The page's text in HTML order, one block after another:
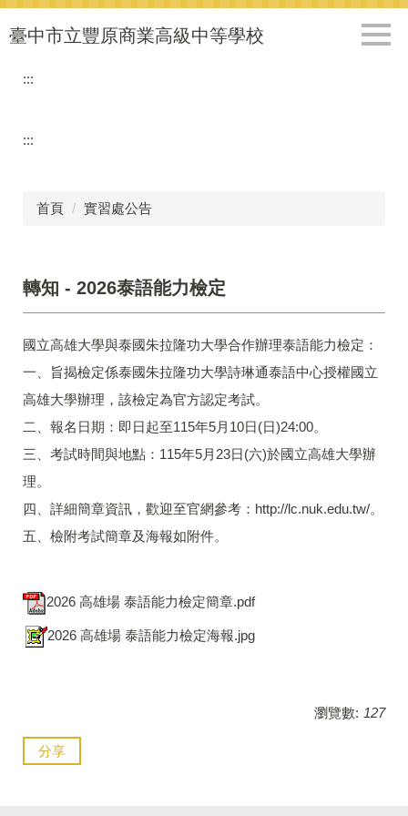
跳
到
臺中市立豐原商業高級中等學校
:::
:::
首頁 實習處公告
轉知 - 2026泰語能力檢定
國立高雄大學與泰國朱拉隆功大學合作辦理泰語能力檢定：
一、旨揭檢定係泰國朱拉隆功大學詩琳通泰語中心授權國立
高雄大學辦理，該檢定為官方認定考試。
二、報名日期：即日起至115年5月10日(日)24:00。
三、考試時間與地點：115年5月23日(六)於國立高雄大學辦
理。
四、詳細簡章資訊，歡迎至官網參考：http://lc.nuk.edu.tw/。
五、檢附考試簡章及海報如附件。
2026 高雄場 泰語能力檢定簡章.pdf
2026 高雄場 泰語能力檢定海報.jpg
瀏覽數: 127
分享